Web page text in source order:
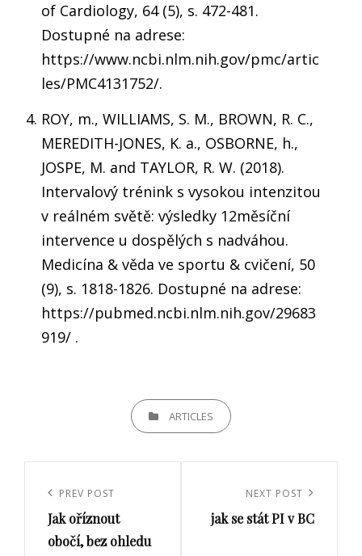
of Cardiology, 64 (5), s. 472-481.
Dostupné na adrese:
https://www.ncbi.nlm.nih.gov/pmc/artic
les/PMC4131752/.
ROY, m., WILLIAMS, S. M., BROWN, R. C.,
MEREDITH-JONES, K. a., OSBORNE, h.,
JOSPE, M. and TAYLOR, R. W. (2018).
Intervalový trénink s vysokou intenzitou
v reálném světě: výsledky 12měsíční
intervence u dospělých s nadváhou.
Medicína & věda ve sportu & cvičení, 50
(9), s. 1818-1826. Dostupné na adrese:
https://pubmed.ncbi.nlm.nih.gov/29683
919/ .
CATEGORIESARTICLES
pro
příspěvek
Previous
Post
PREV POST
Jak oříznout
obočí, bez ohledu
Post
NEXT POST
jak se stát PI v BC